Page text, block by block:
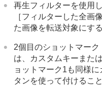
再生フィルターを使用
［フィルターした全画像
た画像を転送対象にす
2個目のショットマー
は、カスタムキーまた
ョットマーク1も同様
タンを使って付けるこ